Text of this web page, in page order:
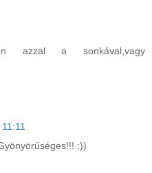
azzal a sonkával,vagy
:))